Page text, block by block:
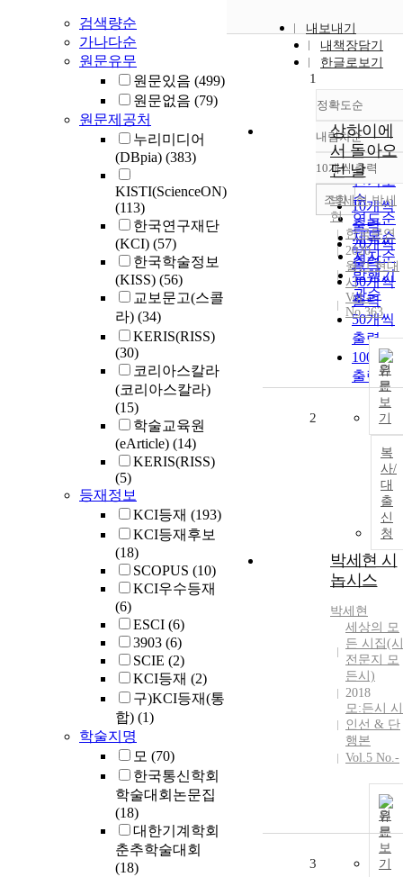
검색량순
가나다순
원문유무
원문있음 (499)
원문없음 (79)
원문제공처
누리미디어
(DBpia) (383)
KISTI(ScienceON)
(113)
한국연구재단
(KCI) (57)
한국학술정보
(KISS) (56)
교보문고(스콜
라) (34)
KERIS(RISS)
(30)
코리아스칼라
(코리아스칼라)
(15)
학술교육원
(eArticle) (14)
KERIS(RISS)
(5)
등재정보
KCI등재 (193)
KCI등재후보
(18)
SCOPUS (10)
KCI우수등재
(6)
ESCI (6)
3903 (6)
SCIE (2)
KCI등재 (2)
구)KCI등재(통
합) (1)
학술지명
모 (70)
한국통신학회
학술대회논문집
(18)
대한기계학회
춘추학술대회
(18)
내보내기
내책장담기
한글로보기
정확도순
정확도
순
인기도
순
연도순
제목순
저자순
발행기
관순
내림차순
내림차
10개씩 출력
10개씩
출력
20개씩
출력
30개씩
출력
50개씩
출력
100개씩
출력
조회
1
상하이에
서 돌아오
던 날
박세현,박세
현
한국문연
2020
월간 현대
시
Vol.-
No.363
원
문
보
기
복
사/
대
출
신
청
2
박세현 시
놉시스
박세현
세상의 모
든 시집(시
전문지 모
든시)
2018
모:든시 시
인선 & 단
행본
Vol.5 No.-
원
문
보
기
3